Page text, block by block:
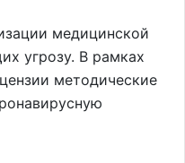
медицинской
угрозу. В рамках
методические